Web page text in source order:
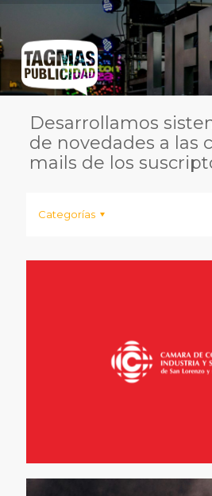
Desarrollamos
de novedades a las
mails de los
Categorías